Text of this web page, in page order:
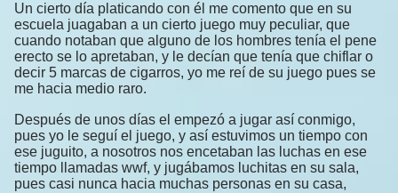
Un cierto día platicando con él me comento que en su
escuela juagaban a un cierto juego muy peculiar, que
cuando notaban que alguno de los hombres tenía el pene
erecto se lo apretaban, y le decían que tenía que chiflar o
decir 5 marcas de cigarros, yo me reí de su juego pues se
me hacia medio raro.
Después de unos días el empezó a jugar así conmigo,
pues yo le seguí el juego, y así estuvimos un tiempo con
ese juguito, a nosotros nos encetaban las luchas en ese
tiempo llamadas wwf, y jugábamos luchitas en su sala,
pues casi nunca hacia muchas personas en su casa,